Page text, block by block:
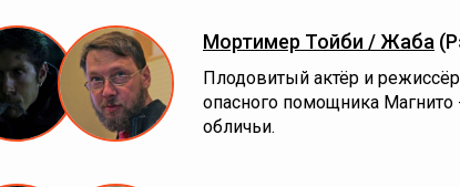
Мортимер Тойби / Жаба
Плодовитый актёр и
опасного помощника
обличьи.